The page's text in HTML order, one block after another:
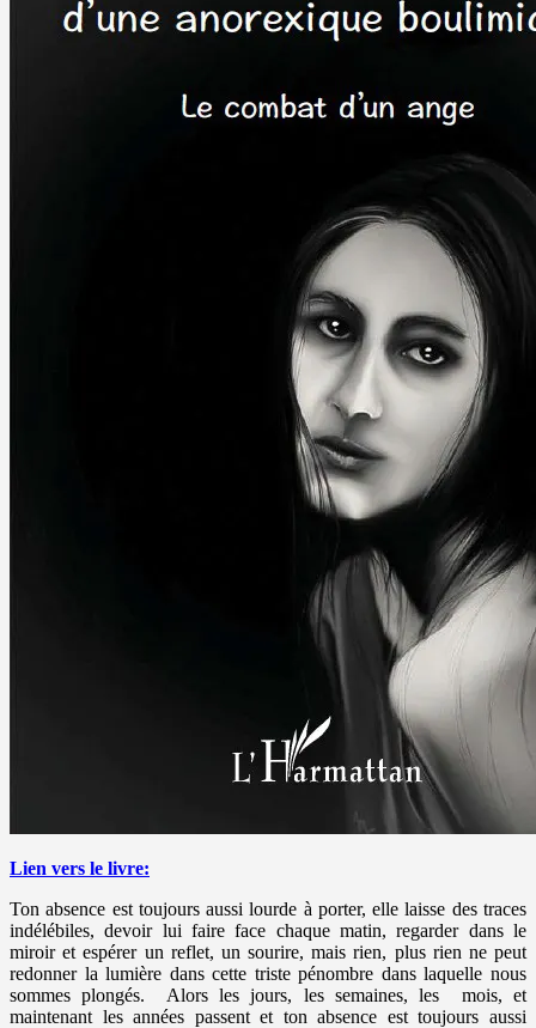
Lien vers le livre:
Ton absence est toujours aussi lourde à porter, elle laisse des traces
indélébiles, devoir lui faire face chaque matin, regarder dans le
miroir et espérer un reflet, un sourire, mais rien, plus rien ne peut
redonner la lumière dans cette triste pénombre dans laquelle nous
sommes plongés. Alors les jours, les semaines, les mois, et
maintenant les années passent et ton absence est toujours aussi